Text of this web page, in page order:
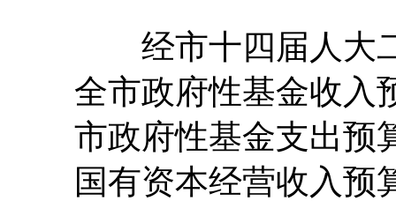
经市十四届人大二
全市政府性基金收入
市政府性基金支出预
国有资本经营收入预